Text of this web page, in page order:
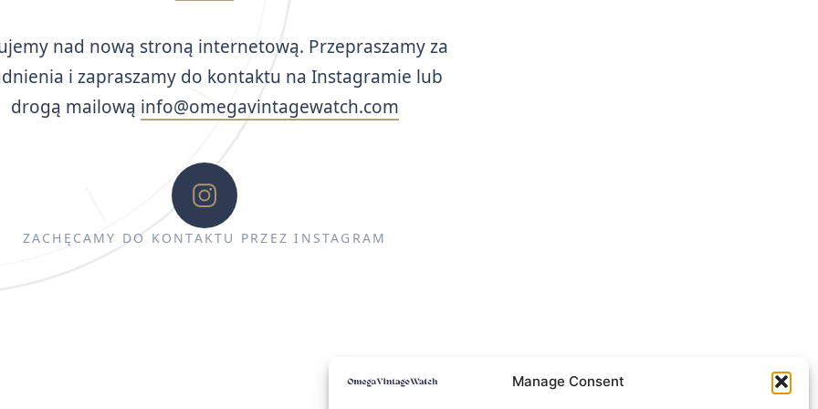
Manage Consent
nad nową stroną internetową. Przepraszamy za
i zapraszamy do kontaktu na Instagramie lub
drogą mailową info@omegavintagewatch.com
ZACHĘCAMY DO KONTAKTU PRZEZ INSTAGRAM